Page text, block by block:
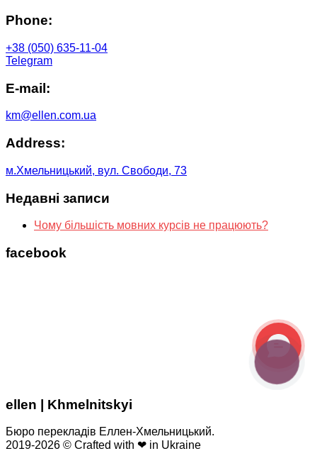
Phone:
+38 (050) 635-11-04
Telegram
E-mail:
km@ellen.com.ua
Address:
м.Хмельницький, вул. Свободи, 73
Недавні записи
Чому більшість мовних курсів не працюють?
facebook
ellen | Khmelnitskyi
Бюро перекладів Еллен-Хмельницький.
2019-2026 © Crafted with ❤ in Ukraine